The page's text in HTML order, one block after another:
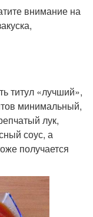
внимание на
титул «лучший»,
минимальный,
лук,
соус, а
получается